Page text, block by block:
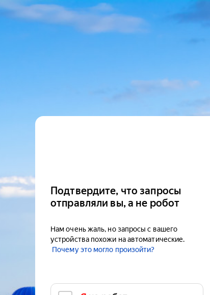
Подтвердите, что запросы
отправляли вы, а не робот
Нам очень жаль, но запросы с вашего
устройства похожи на автоматические.
Почему это могло произойти?